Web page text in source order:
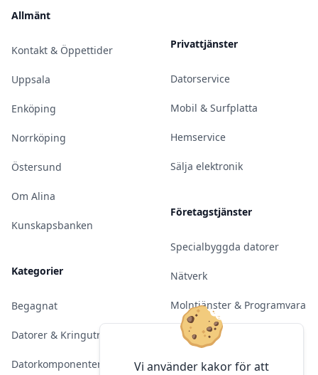
Vi använder kakor för att
Allmänt
Kontakt & Öppettider
Uppsala
Enköping
Norrköping
Östersund
Om Alina
Kunskapsbanken
Kategorier
Begagnat
Datorer & Kringutrustning
Datorkomponenter
Privattjänster
Datorservice
Mobil & Surfplatta
Hemservice
Sälja elektronik
Företagstjänster
Specialbyggda datorer
Nätverk
Molntjänster & Programvara
Server & Backup
Kameraövervakning